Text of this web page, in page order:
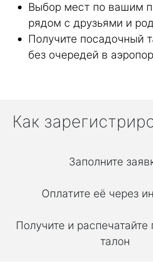
Выбор мест по вашим
рядом с друзьями и
Получите посадочный
без очередей в
Как
Заполните
Оплатите её через
Получите и
талон